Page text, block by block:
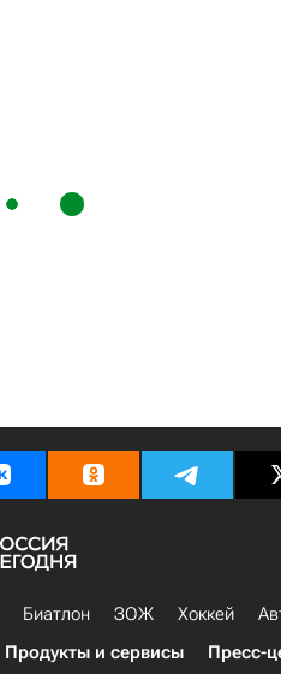
Биатлон ЗОЖ Хоккей
Продукты и сервисы Пресс-